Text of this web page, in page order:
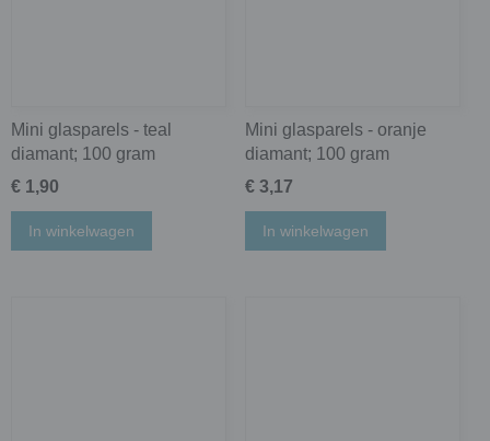
Mini glasparels - teal
diamant; 100 gram
€ 1,90
In winkelwagen
Mini glasparels - oranje
diamant; 100 gram
€ 3,17
In winkelwagen